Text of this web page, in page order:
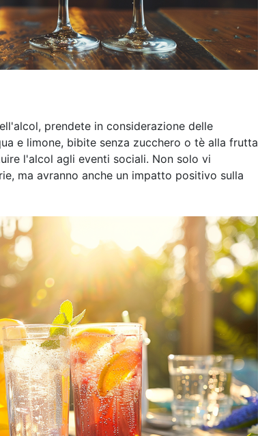
prendete in considerazione delle
e limone, bibite senza zucchero o tè alla frutta
l'alcol agli eventi sociali. Non solo vi
ma avranno anche un impatto positivo sulla